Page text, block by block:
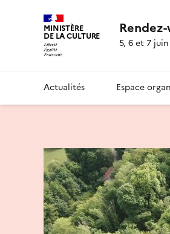
MINISTÈRE
DE LA CULTURE
5, 6 et 7
Actualités Espace